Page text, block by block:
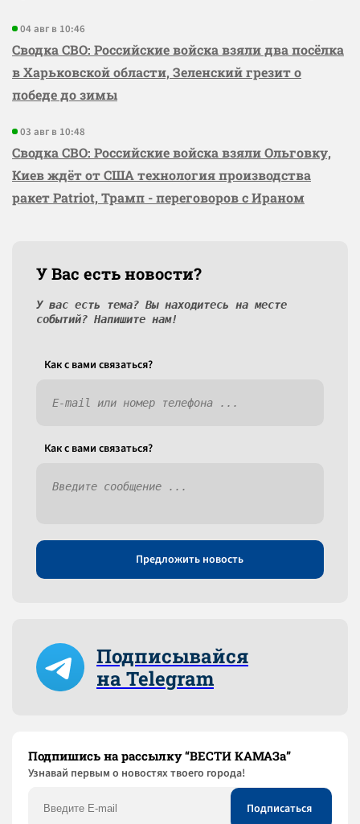
04 авг в 10:46
Сводка СВО: Российские войска взяли два посёлка
в Харьковской области, Зеленский грезит о
победе до зимы
03 авг в 10:48
Сводка СВО: Российские войска взяли Ольговку,
Киев ждёт от США технология производства
ракет Patriot, Трамп - переговоров с Ираном
У Вас есть новости?
У вас есть тема? Вы находитесь на месте
событий? Напишите нам!
Как c вами связаться?
Как c вами связаться?
Предложить новость
Подписывайся
на Telegram
Подпишись на рассылку “ВЕСТИ КАМАЗа”
Узнaвай первым о новостях твоего города!